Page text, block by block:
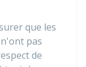
que les
pas
de